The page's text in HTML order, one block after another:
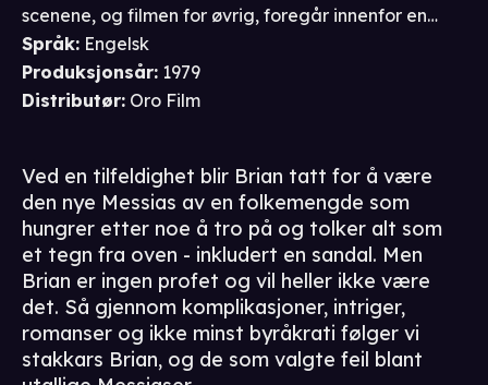
scenene, og filmen for øvrig, foregår innenfor en
satirisk ramme som barn vil ha problemer med å
forstå. Filmen får derfor 11-årsgrense.
Språk: Engelsk
Produksjonsår: 1979
Distributør: Oro Film
Ved en tilfeldighet blir Brian tatt for å være
den nye Messias av en folkemengde som
hungrer etter noe å tro på og tolker alt som
et tegn fra oven - inkludert en sandal. Men
Brian er ingen profet og vil heller ikke være
det. Så gjennom komplikasjoner, intriger,
romanser og ikke minst byråkrati følger vi
stakkars Brian, og de som valgte feil blant